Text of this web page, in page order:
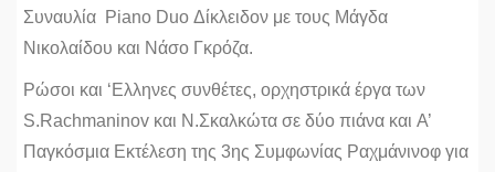
Συναυλία Piano Duo Δίκλειδον με τους Μάγδα
Νικολαίδου και Νάσο Γκρόζα.
Ρώσοι και ‘Ελληνες συνθέτες, ορχηστρικά έργα των
S.Rachmaninov και Ν.Σκαλκώτα σε δύο πιάνα και Α’
Παγκόσμια Εκτέλεση της 3ης Συμφωνίας Ραχμάνινοφ για